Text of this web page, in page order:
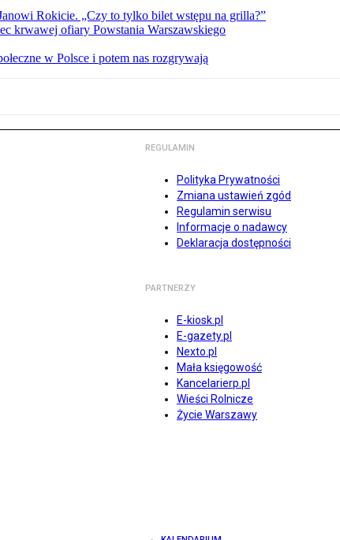
Rokicie. „Czy to tylko bilet wstępu na grilla?”
krwawej ofiary Powstania Warszawskiego
w Polsce i potem nas rozgrywają
REGULAMIN
Polityka Prywatności
Zmiana ustawień zgód
Regulamin serwisu
Informacje o nadawcy
Deklaracja dostępności
PARTNERZY
E-kiosk.pl
E-gazety.pl
Nexto.pl
Mała księgowość
Kancelarierp.pl
Wieści Rolnicze
Życie Warszawy